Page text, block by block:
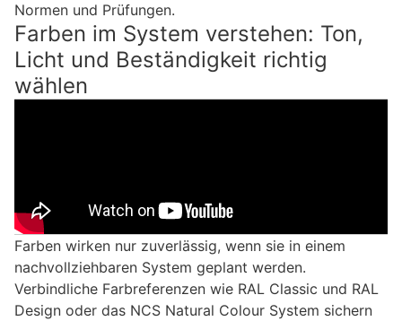
Normen und Prüfungen.
Farben im System verstehen: Ton,
Licht und Beständigkeit richtig
wählen
Farben wirken nur zuverlässig, wenn sie in einem
nachvollziehbaren System geplant werden.
Verbindliche Farbreferenzen wie RAL Classic und RAL
Design oder das NCS Natural Colour System sichern